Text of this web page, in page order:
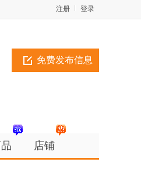
登录
注册
免费发布信息
店铺